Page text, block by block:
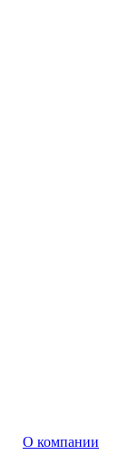
О компании